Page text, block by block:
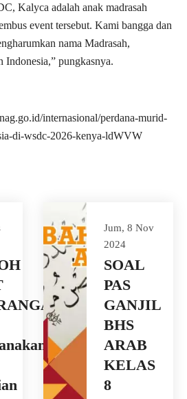
Kalyca adalah anak madrasah
event tersebut. Kami bangga dan
nama Madrasah,
Indonesia,” pungkasnya.
internasional/perdana-murid-
di-wsdc-2026-kenya-ldWVW
Jum, 8 Nov
2024
SOAL
PAS
GANJIL
BHS
ARAB
KELAS
8